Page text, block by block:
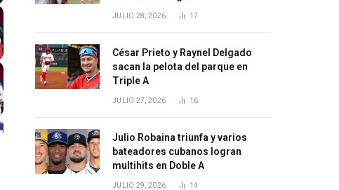
JULIO 28, 2026 17
César Prieto y Raynel Delgado
sacan la pelota del parque en
Triple A
JULIO 27, 2026 16
Julio Robaina triunfa y varios
bateadores cubanos logran
multihits en Doble A
JULIO 29, 2026 14